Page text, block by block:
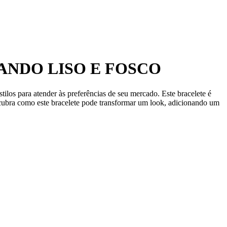
LISO E FOSCO
para atender às preferências de seu mercado. Este bracelete é
como este bracelete pode transformar um look, adicionando um